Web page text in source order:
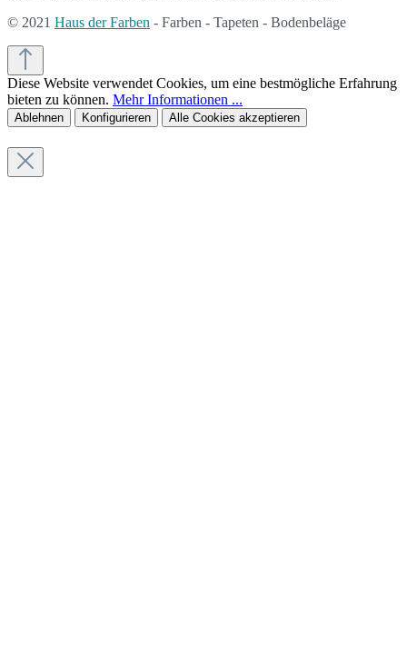
© 2021 Haus der Farben - Farben - Tapeten - Bodenbeläge
Diese Website verwendet Cookies, um eine bestmögliche Erfahrung
bieten zu können. Mehr Informationen ...
Ablehnen Konfigurieren Alle Cookies akzeptieren